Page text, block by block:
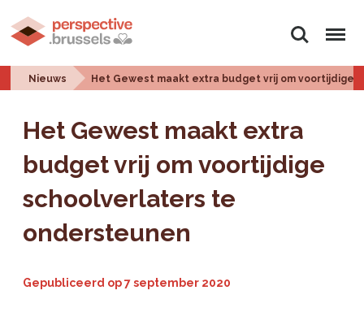
Zoeken Menu
Nieuws Het Gewest maakt extra budget vrij om
Het Gewest maakt extra
budget vrij om voortijdige
schoolverlaters te
ondersteunen
Gepubliceerd op7 september 2020